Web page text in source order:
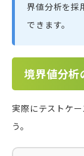
界値分析を採
できます。
境界値分
実際にテストケ
う。